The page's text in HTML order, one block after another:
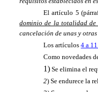
El artículo 5
dominio de la totalidad
cancelación de unas y
Los artículos4 a
Como novedades
1) Se elimina el
2) Se endurece la